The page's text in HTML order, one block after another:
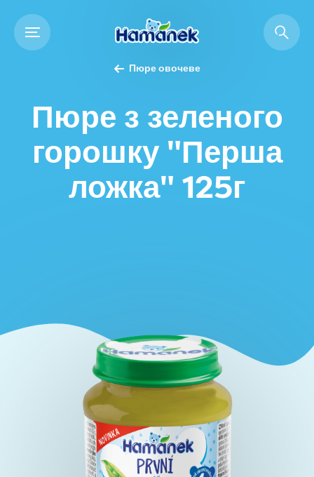
Пюре овочеве
Пюре з зеленого
горошку "Перша
ложка" 125г